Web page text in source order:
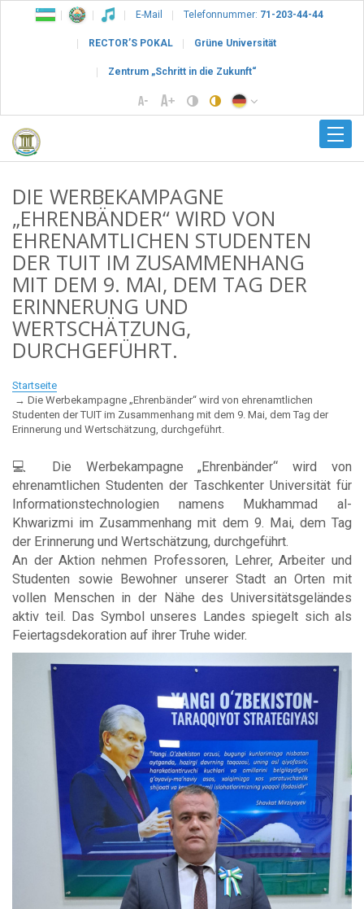
E-Mail Telefonnummer: 71-203-44-44
RECTOR’S POKAL Grüne Universität
Zentrum „Schritt in die Zukunft“
DIE WERBEKAMPAGNE
„EHRENBÄNDER“ WIRD VON
EHRENAMTLICHEN STUDENTEN
DER TUIT IM ZUSAMMENHANG
MIT DEM 9. MAI, DEM TAG DER
ERINNERUNG UND
WERTSCHÄTZUNG,
DURCHGEFÜHRT.
Startseite
Die Werbekampagne „Ehrenbänder“ wird von ehrenamtlichen
Studenten der TUIT im Zusammenhang mit dem 9. Mai, dem Tag der
Erinnerung und Wertschätzung, durchgeführt.
💻 Die Werbekampagne „Ehrenbänder“ wird von
ehrenamtlichen Studenten der Taschkenter Universität für
Informationstechnologien namens Mukhammad al-
Khwarizmi im Zusammenhang mit dem 9. Mai, dem Tag
der Erinnerung und Wertschätzung, durchgeführt.
An der Aktion nehmen Professoren, Lehrer, Arbeiter und
Studenten sowie Bewohner unserer Stadt an Orten mit
vollen Menschen in der Nähe des Universitätsgeländes
aktiv teil. Das Symbol unseres Landes spiegelt sich als
Feiertagsdekoration auf ihrer Truhe wider.